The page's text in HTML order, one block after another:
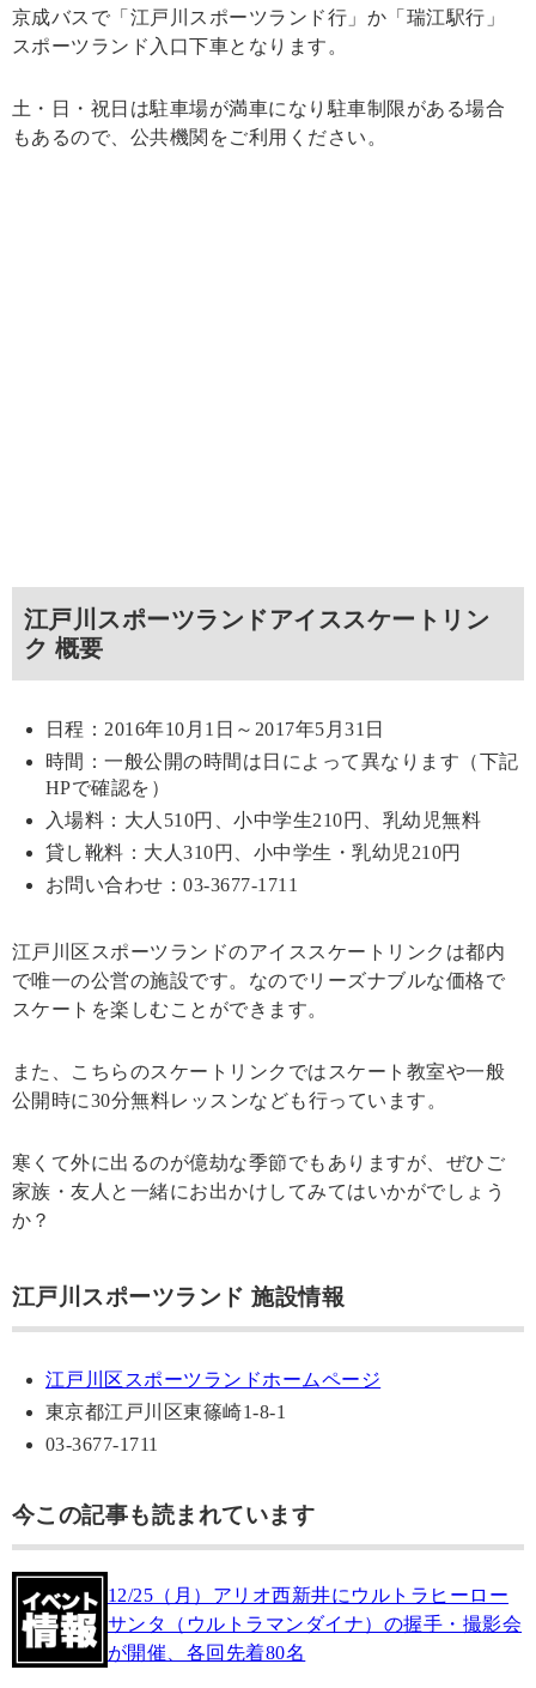
京成バスで「江戸川スポーツランド行」か「瑞江駅行」
スポーツランド入口下車となります。
土・日・祝日は駐車場が満車になり駐車制限がある場合
もあるので、公共機関をご利用ください。
江戸川スポーツランドアイススケートリン
ク 概要
日程：2016年10月1日～2017年5月31日
時間：一般公開の時間は日によって異なります（下記
HPで確認を）
入場料：大人510円、小中学生210円、乳幼児無料
貸し靴料：大人310円、小中学生・乳幼児210円
お問い合わせ：03-3677-1711
江戸川区スポーツランドのアイススケートリンクは都内
で唯一の公営の施設です。なのでリーズナブルな価格で
スケートを楽しむことができます。
また、こちらのスケートリンクではスケート教室や一般
公開時に30分無料レッスンなども行っています。
寒くて外に出るのが億劫な季節でもありますが、ぜひご
家族・友人と一緒にお出かけしてみてはいかがでしょう
か？
江戸川スポーツランド 施設情報
江戸川区スポーツランドホームページ
東京都江戸川区東篠崎1-8-1
03-3677-1711
今この記事も読まれています
12/25（月）アリオ西新井にウルトラヒーロー
サンタ（ウルトラマンダイナ）の握手・撮影会
が開催、各回先着80名